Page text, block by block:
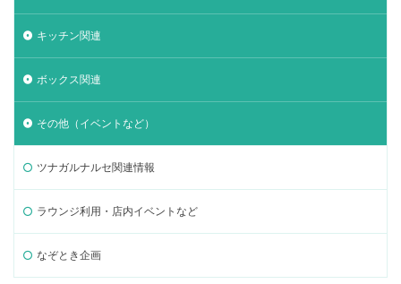
キッチン関連
ボックス関連
その他（イベントなど）
ツナガルナルセ関連情報
ラウンジ利用・店内イベントなど
なぞとき企画